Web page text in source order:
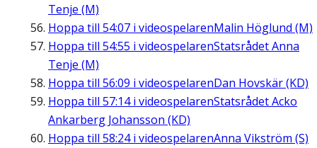
Tenje (M)
Hoppa till 54:07 i videospelarenMalin Höglund (M)
Hoppa till 54:55 i videospelarenStatsrådet Anna
Tenje (M)
Hoppa till 56:09 i videospelarenDan Hovskär (KD)
Hoppa till 57:14i videospelarenStatsrådet Acko
Ankarberg Johansson (KD)
Hoppa till 58:24i videospelarenAnna Vikström (S)